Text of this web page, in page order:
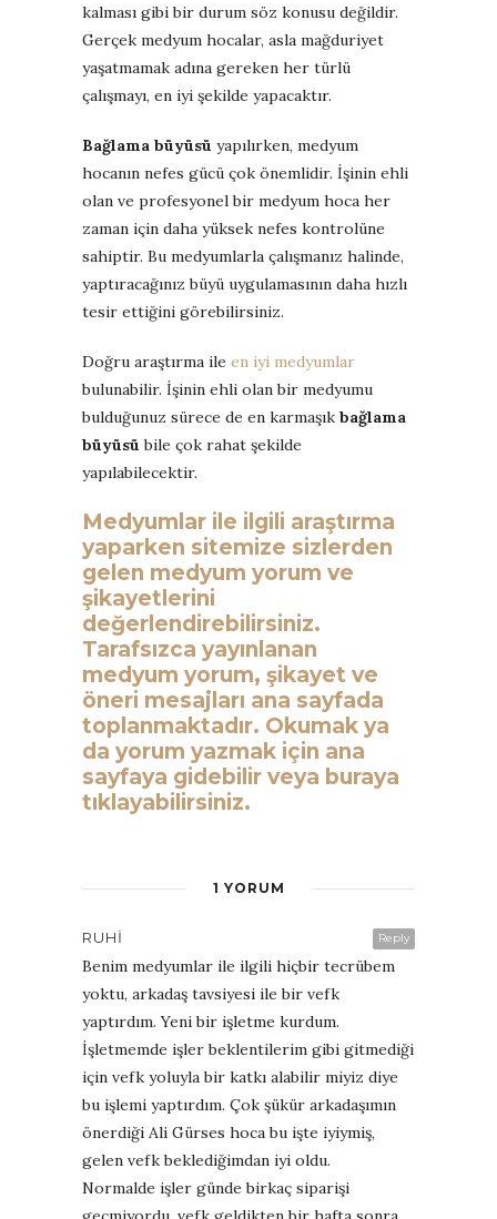
kalması gibi bir durum söz konusu değildir.
Gerçek medyum hocalar, asla mağduriyet
yaşatmamak adına gereken her türlü
çalışmayı, en iyi şekilde yapacaktır.
Bağlama büyüsü yapılırken, medyum
hocanın nefes gücü çok önemlidir. İşinin ehli
olan ve profesyonel bir medyum hoca her
zaman için daha yüksek nefes kontrolüne
sahiptir. Bu medyumlarla çalışmanız halinde,
yaptıracağınız büyü uygulamasının daha hızlı
tesir ettiğini görebilirsiniz.
Doğru araştırma ile en iyi medyumlar
bulunabilir. İşinin ehli olan bir medyumu
bulduğunuz sürece de en karmaşık bağlama
büyüsü bile çok rahat şekilde
yapılabilecektir.
Medyumlar ile ilgili araştırma
yaparken sitemize sizlerden
gelen medyum yorum ve
şikayetlerini
değerlendirebilirsiniz.
Tarafsızca yayınlanan
medyum yorum, şikayet ve
öneri mesajları ana sayfada
toplanmaktadır. Okumak ya
da yorum yazmak için ana
sayfaya gidebilir veya buraya
tıklayabilirsiniz.
1 YORUM
Reply
RUHI
Benim medyumlar ile ilgili hiçbir tecrübem
yoktu, arkadaş tavsiyesi ile bir vefk
yaptırdım. Yeni bir işletme kurdum.
İşletmemde işler beklentilerim gibi gitmediği
için vefk yoluyla bir katkı alabilir miyiz diye
bu işlemi yaptırdım. Çok şükür arkadaşımın
önerdiği Ali Gürses hoca bu işte iyiymiş,
gelen vefk beklediğimdan iyi oldu.
Normalde işler günde birkaç siparişi